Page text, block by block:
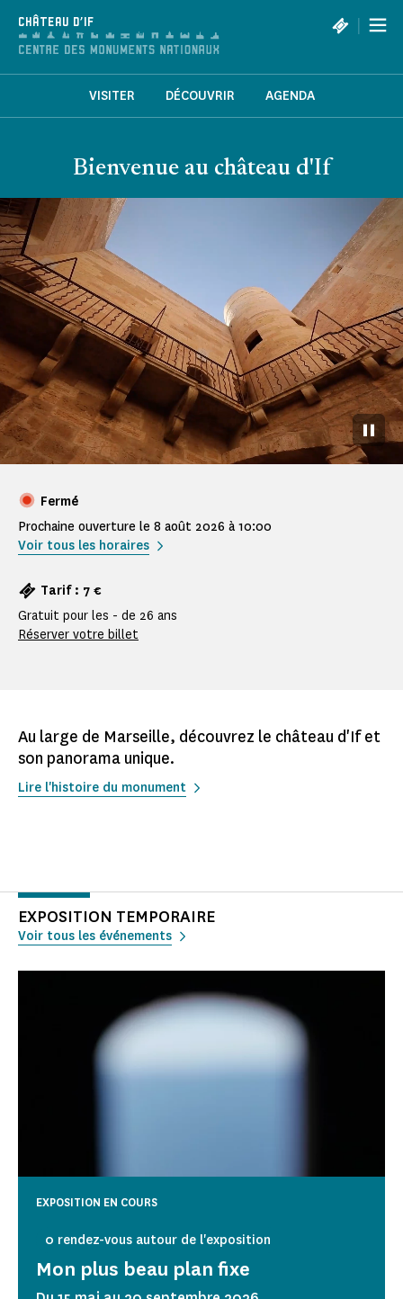
CHÂTEAU D'IF |
VISITER DÉCOUVRIR AGENDA
Bienvenue au château d'If
Pause
Fermé
Prochaine ouverture le 8 août 2026 à 10:00
Voir tous les horaires
Tarif : 7 €
Gratuit pour les - de 26 ans
Réserver votre billet
Au large de Marseille, découvrez le château d'If et
son panorama unique.
Lire l'histoire du monument
EXPOSITION TEMPORAIRE
Voir tous les événements
Mon plus beau plan fixe
0 rendez-vous autour de l'exposition
EXPOSITION EN COURS